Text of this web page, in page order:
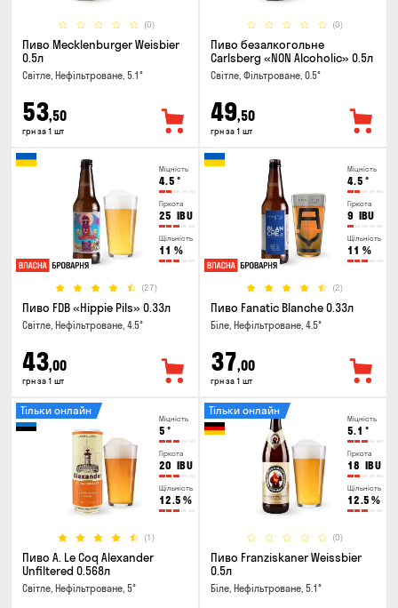
(0)
Пиво Mecklenburger Weisbier
0.5л
Світле, Нефільтроване, 5.1°
53,50
грн за 1 шт
(0)
Пиво безалкогольне
Carlsberg «NON Alcoholic» 0.5л
Світле, Фільтроване, 0.5°
49,50
грн за 1 шт
Міцність
4.5 °
Гіркота
25 IBU
Щільність
11 %
(27)
Пиво FDB «Hippie Pils» 0.33л
Світле, Нефільтроване, 4.5°
43,00
грн за 1 шт
Міцність
4.5 °
Гіркота
9 IBU
Щільність
11 %
(2)
Пиво Fanatic Blanche 0.33л
Біле, Нефільтроване, 4.5°
37,00
грн за 1 шт
Міцність
5 °
Гіркота
20 IBU
Щільність
12.5 %
(1)
Тільки онлайн
Пиво A. Le Coq Alexander
Unfiltered 0.568л
Світле, Нефільтроване, 5°
Міцність
5.1 °
Гіркота
18 IBU
Щільність
12.5 %
(0)
Тільки онлайн
Пиво Franziskaner Weissbier
0.5л
Біле, Нефільтроване, 5.1°